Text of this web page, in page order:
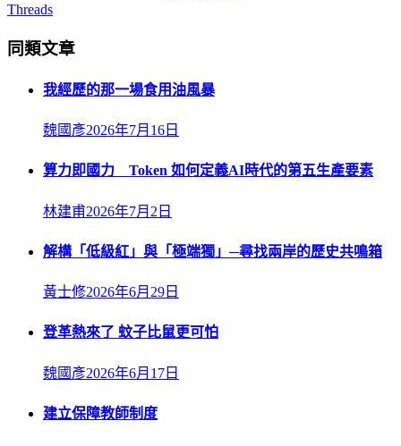
Threads
同類文章
我經歷的那一場食用油風暴
魏國彥2026年7月16日
算力即國力 Token 如何定義AI時代的第五生產要素
林建甫2026年7月2日
解構「低級紅」與「極端獨」─尋找兩岸的歷史共鳴箱
黃士修2026年6月29日
登革熱來了 蚊子比鼠更可怕
魏國彥2026年6月17日
建立保障教師制度